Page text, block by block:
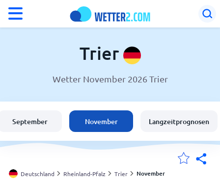
Wetter in Trier
Schweiz
Österreich
Trier
Wetter November 2026 Trier
September November Langzeitprognosen
Deutschland Rheinland-Pfalz Trier November